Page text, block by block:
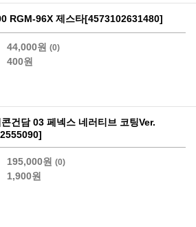
RGM-96X 제스타[4573102631480]
44,000원 (0)
400원
건담 03 페넥스 네러티브 코팅Ver.
195,000원 (0)
1,900원